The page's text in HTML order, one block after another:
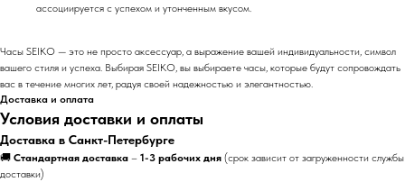
ассоциируется с успехом и утонченным вкусом.
Часы SEIKO — это не просто аксессуар, а выражение вашей индивидуальности, символ
вашего стиля и успеха. Выбирая SEIKO, вы выбираете часы, которые будут сопровождать
вас в течение многих лет, радуя своей надежностью и элегантностью.
Доставка и оплата
Условия доставки и оплаты
Доставка в Санкт-Петербурге
🚚 Стандартная доставка – 1-3 рабочих дня (срок зависит от загруженности службы
доставки)